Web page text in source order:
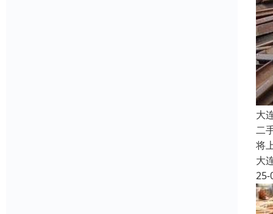
大
二
将
大
25-